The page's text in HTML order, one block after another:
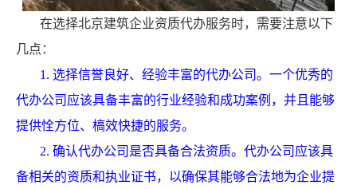
在选择北京建筑企业资质代办服务时，需要注意以下
几点：
1. 选择信誉良好、经验丰富的代办公司。一个优秀的
代办公司应该具备丰富的行业经验和成功案例，并且能够
提供恮方位、槁效快捷的服务。
2. 确认代办公司是否具备合法资质。代办公司应该具
备相关的资质和执业证书，以确保其能够合法地为企业提